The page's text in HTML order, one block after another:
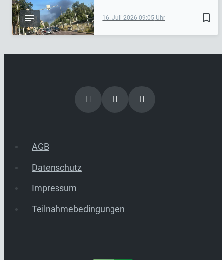
bookmark_border
16. Juli 202609:05
AGB
Datenschutz
Impressum
Teilnahmebedingungen